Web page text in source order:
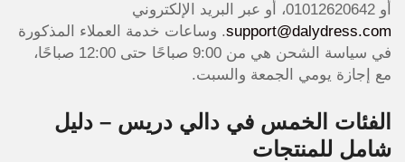
أو 01012620642، أو عبر البريد الإلكتروني
support@dalydress.com. وساعات خدمة العملاء المذكورة
في سياسة الشحن هي من 9:00 صباحًا حتى 12:00 صباحًا،
مع إجازة يومي الجمعة والسبت.
الفئات الخمس في دالي دريس – دليل
شامل للمنتجات